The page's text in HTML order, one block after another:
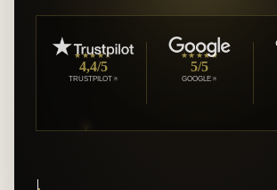
✦
★★★★☆
4,4/5
TRUSTPILOT
★★★★★
5/5
GOOGLE